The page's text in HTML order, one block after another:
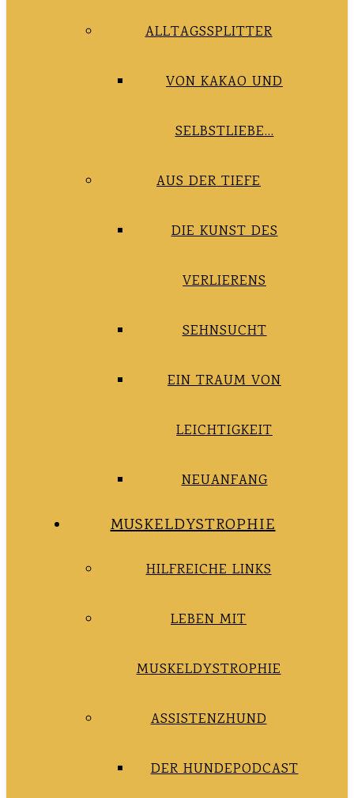
ALLTAGSSPLITTER
VON KAKAO UND
SELBSTLIEBE…
AUS DER TIEFE
DIE KUNST DES
VERLIERENS
SEHNSUCHT
EIN TRAUM VON
LEICHTIGKEIT
NEUANFANG
MUSKELDYSTROPHIE
HILFREICHE LINKS
LEBEN MIT
MUSKELDYSTROPHIE
ASSISTENZHUND
DER HUNDEPODCAST